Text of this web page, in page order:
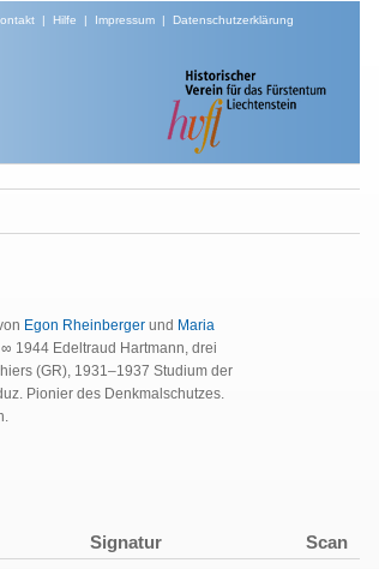
| Hilfe | Impressum| Datenschutzerklärung
Egon Rheinberger und Maria
1944 Edeltraud Hartmann, drei
(GR), 1931–1937 Studium der
Pionier des Denkmalschutzes.
Signatur Scan